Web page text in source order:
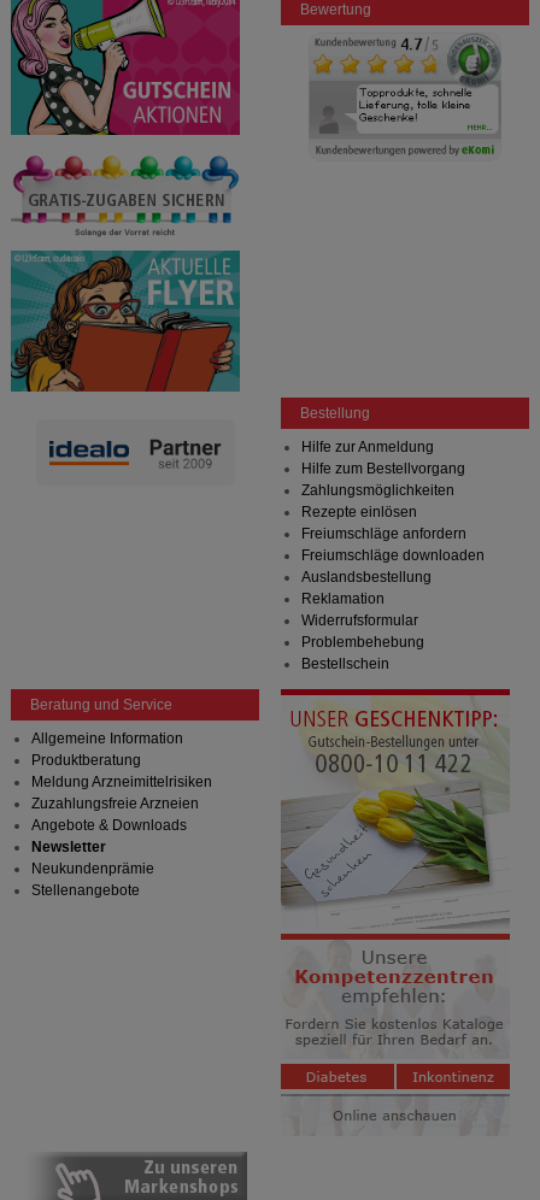
Bewertung
Bestellung
Hilfe zur Anmeldung
Hilfe zum Bestellvorgang
Zahlungsmöglichkeiten
Rezepte einlösen
Freiumschläge anfordern
Freiumschläge downloaden
Auslandsbestellung
Reklamation
Widerrufsformular
Problembehebung
Bestellschein
Beratung und Service
Allgemeine Information
Produktberatung
Meldung Arzneimittelrisiken
Zuzahlungsfreie Arzneien
Angebote & Downloads
Newsletter
Neukundenprämie
Stellenangebote